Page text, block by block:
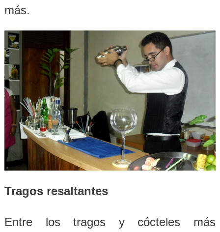
más.
Tragos resaltantes
Entre los tragos y cócteles más